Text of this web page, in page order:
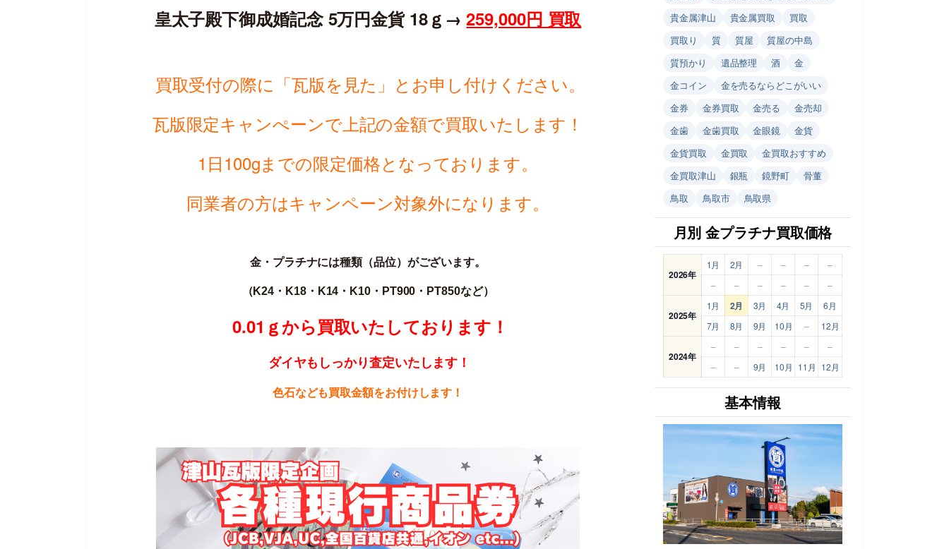
皇太子殿下御成婚記念 5万円金貨 18ｇ→259,000円 買取
買取受付の際に「瓦版を見た」とお申し付けください。
瓦版限定キャンぺーンで上記の金額で買取いたします！
1日100gまでの限定価格となっております。
同業者の方はキャンペーン対象外になります。
金・プラチナには種類（品位）がございます。
（K24・K18・K14・K10・PT900・PT850など）
0.01ｇから買取いたしております！
ダイヤもしっかり査定いたします！
色石なども買取金額をお付けします！
貴金属津山
貴金属買取
買取
買取り
質 質屋
質屋の中島
質預かり
遺品整理 酒
金
金コイン
金を売るならどこがいい
金券
金券買取 金売る
金売却
金歯
金歯買取 金眼鏡
金貨
金貨買取
金買取
金買取おすすめ
金買取津山
銀瓶 鏡野町
骨董
鳥取
鳥取市 鳥取県
月別 金プラチナ買取価格
2026年
1月 2月 – – –
–
–
– – – – –
2025年
1月 2月 3月 4月 5月
6月
7月
8月 9月 10月 – 12月
2024年
– – – – –
–
–
– 9月 10月 11月 12月
基本情報